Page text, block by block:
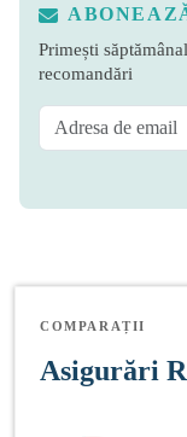
Primești
recomandări
COMPARAȚII
Asigurări